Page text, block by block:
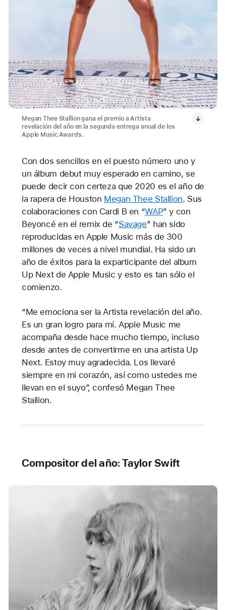
Megan Thee Stallion gana el premio a Artista
revelación del año en la segunda entrega anual de los
Apple Music Awards.
Con dos sencillos en el puesto número uno y
un álbum debut muy esperado en camino, se
puede decir con certeza que 2020 es el año de
la rapera de Houston Megan Thee Stallion. Sus
colaboraciones con Cardi B en “WAP” y con
Beyoncé en el remix de “Savage” han sido
reproducidas en Apple Music más de 300
millones de veces a nivel mundial. Ha sido un
año de éxitos para la exparticipante del album
Up Next de Apple Music y esto es tan sólo el
comienzo.
“Me emociona ser la Artista revelación del año.
Es un gran logro para mí. Apple Music me
acompaña desde hace mucho tiempo, incluso
desde antes de convertirme en una artista Up
Next. Estoy muy agradecida. Los llevaré
siempre en mi corazón, así como ustedes me
llevan en el suyo”, confesó Megan Thee
Stallion.
Compositor del año: Taylor Swift